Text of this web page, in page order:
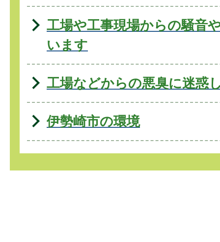
工場や工事現場からの騒音
います
工場などからの悪臭に迷惑
伊勢崎市の環境